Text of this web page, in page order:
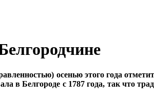
осенью этого года
в Белгороде с 1787 года, так что